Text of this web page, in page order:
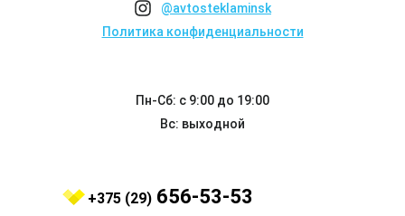
@avtosteklaminsk
Политика конфиденциальности
Пн-Сб: с 9:00 до 19:00
Вс: выходной
+375 (29) 656-53-53